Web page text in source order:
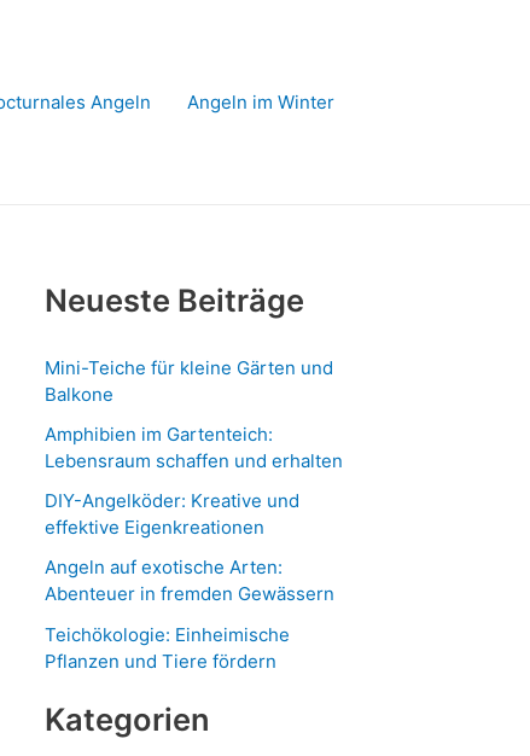
Angeln Angeln im Winter
Neueste Beiträge
Mini-Teiche für kleine Gärten und
Balkone
Amphibien im Gartenteich:
Lebensraum schaffen und erhalten
DIY-Angelköder: Kreative und
effektive Eigenkreationen
Angeln auf exotische Arten:
Abenteuer in fremden Gewässern
Teichökologie: Einheimische
Pflanzen und Tiere fördern
Kategorien